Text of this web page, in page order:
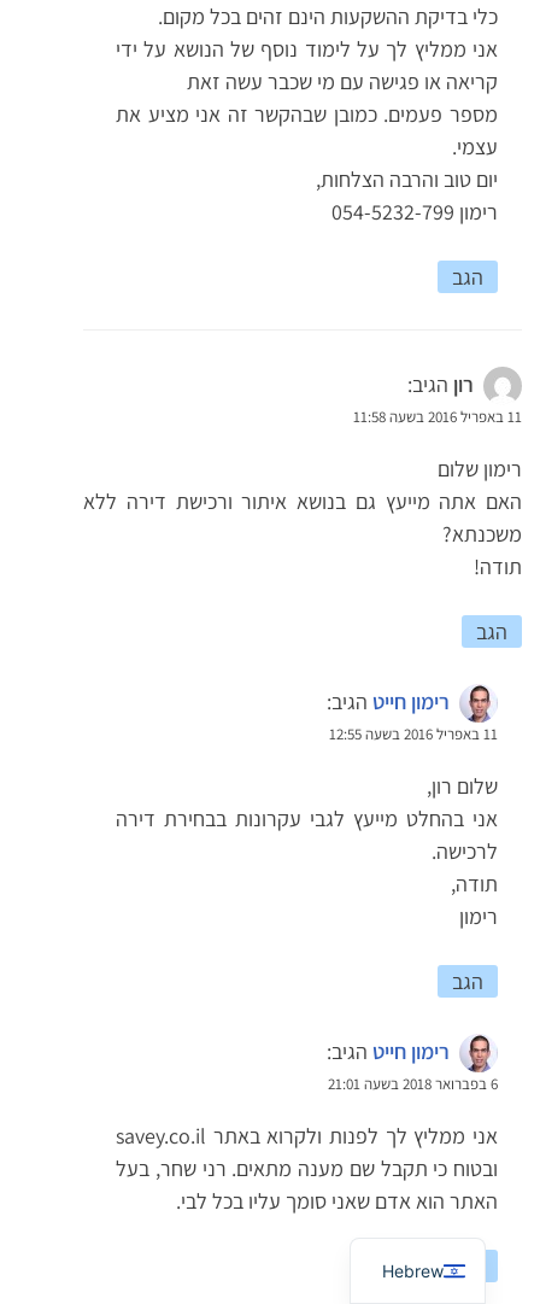
כלי בדיקת ההשקעות הינם זהים בכל מקום.
אני ממליץ לך על לימוד נוסף של הנושא על ידי
קריאה או פגישה עם מי שכבר עשה זאת
מספר פעמים. כמובן שבהקשר זה אני מציע את
עצמי.
יום טוב והרבה הצלחות,
רימון 054-5232-799
הגב
רון הגיב:
11 באפריל 2016 בשעה 11:58
רימון שלום
האם אתה מייעץ גם בנושא איתור ורכישת דירה ללא
משכנתא?
תודה!
הגב
רימון חייט הגיב:
11 באפריל 2016 בשעה 12:55
שלום רון,
אני בהחלט מייעץ לגבי עקרונות בבחירת דירה
לרכישה.
תודה,
רימון
הגב
רימון חייט הגיב:
6 בפברואר 2018 בשעה 21:01
אני ממליץ לך לפנות ולקרוא באתר savey.co.il
ובטוח כי תקבל שם מענה מתאים. רני שחר, בעל
האתר הוא אדם שאני סומך עליו בכל לבי.
הגב Hebrew
French